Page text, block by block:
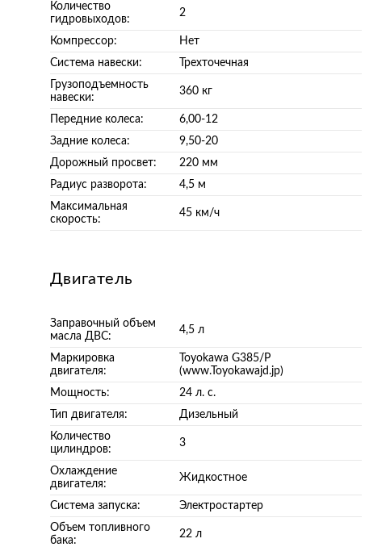
Количество
гидровыходов:
2
Компрессор:
Нет
Система навески:
Трехточечная
Грузоподъемность
навески:
360 кг
Передние колеса:
6,00-12
Задние колеса:
9,50-20
Дорожный просвет:
220 мм
Радиус разворота:
4,5 м
Максимальная
скорость:
45 км/ч
Двигатель
Заправочный объем
масла ДВС:
4,5 л
Маркировка
двигателя:
Toyokawa G385/P
(www.Toyokawajd.jp)
Мощность:
24 л. с.
Тип двигателя:
Дизельный
Количество
цилиндров:
3
Охлаждение
двигателя:
Жидкостное
Система запуска:
Электростартер
Объем топливного
бака:
22 л